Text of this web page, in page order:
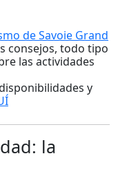
de Savoie Grand
consejos, todo tipo
las actividades
y
la